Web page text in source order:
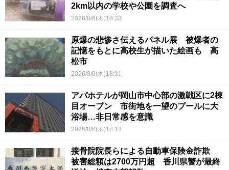
2km以内の学校や公園を調査へ
2026/8/6(木)18:33
原爆の悲惨さ伝えるパネル展 被爆者の
記憶をもとに高校生が描いた絵画も 高
松市
2026/8/6(木)18:31
アパホテルが岡山市中心部の激戦区に2棟
目オープン 市街地を一望のプールに大
浴場…非日常感を意識
2026/8/6(木)18:13
接骨院院長らによる自動車保険金詐欺
被害総額は2700万円超 香川県警が最終